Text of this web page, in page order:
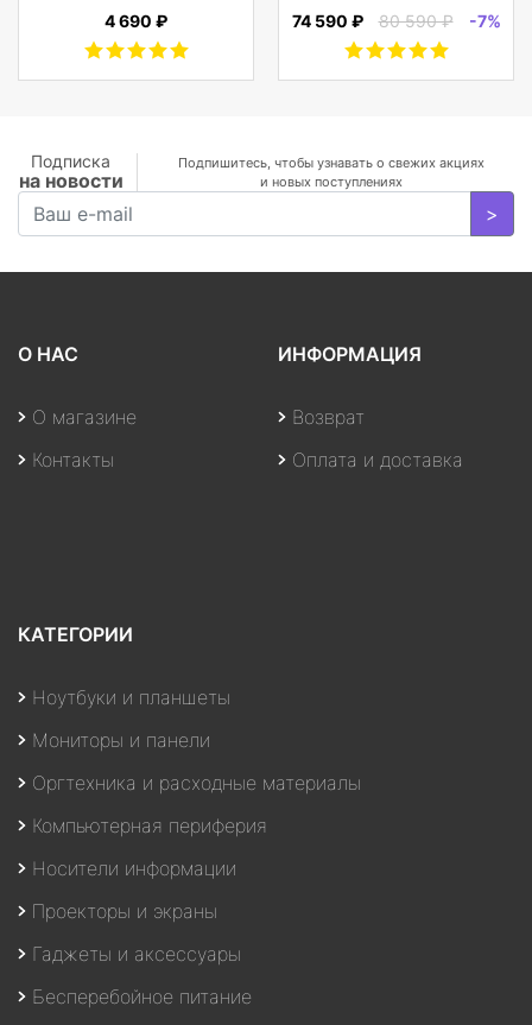
5.0 гарнитура Li-Pol
Черный
4 690 ₽
Cosmos
74 590 ₽ 80 590 ₽ -7%
Подписка
на новости
Подпишитесь, чтобы узнавать о свежих акциях
и новых поступлениях
>
О НАС
О магазине
Контакты
ИНФОРМАЦИЯ
Возврат
Оплата и доставка
КАТЕГОРИИ
Ноутбуки и планшеты
Мониторы и панели
Оргтехника и расходные материалы
Компьютерная периферия
Носители информации
Проекторы и экраны
Гаджеты и аксессуары
Бесперебойное питание